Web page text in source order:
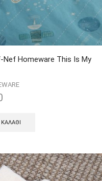
Nef Homeware This Is My